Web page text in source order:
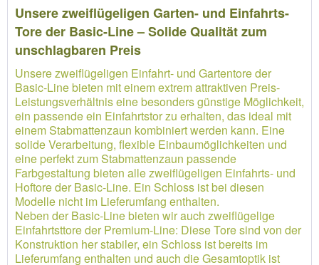
Unsere zweiflügeligen Garten- und Einfahrts-
Tore der Basic-Line – Solide Qualität zum
unschlagbaren Preis
Unsere zweiflügeligen Einfahrt- und Gartentore der
Basic-Line bieten mit einem extrem attraktiven Preis-
Leistungsverhältnis eine besonders günstige Möglichkeit,
ein passende ein Einfahrtstor zu erhalten, das ideal mit
einem Stabmattenzaun kombiniert werden kann. Eine
solide Verarbeitung, flexible Einbaumöglichkeiten und
eine perfekt zum Stabmattenzaun passende
Farbgestaltung bieten alle zweiflügeligen Einfahrts- und
Hoftore der Basic-Line. Ein Schloss ist bei diesen
Modelle nicht im Lieferumfang enthalten.
Neben der Basic-Line bieten wir auch zweiflügelige
Einfahrtsttore der Premium-Line: Diese Tore sind von der
Konstruktion her stabiler, ein Schloss ist bereits im
Lieferumfang enthalten und auch die Gesamtoptik ist